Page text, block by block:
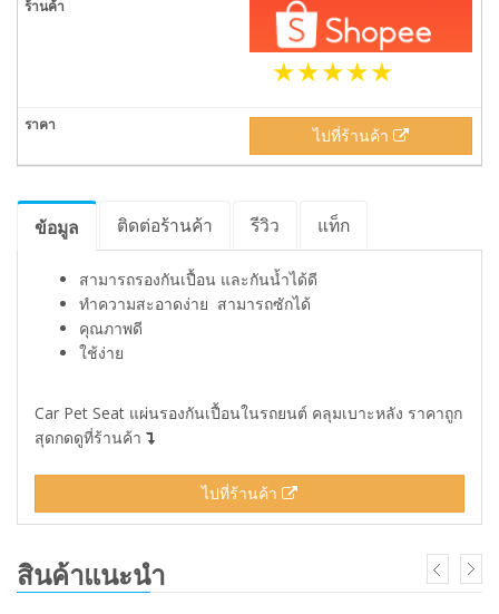
ไปที่ร้านค้า
ข้อมูล ติดต่อร้านค้า รีวิว แท็ก
สามารถรองกันเปื้อน และกันน้ำได้ดี
ทำความสะอาดง่าย สามารถซักได้
คุณภาพดี
ใช้ง่าย
Car Pet Seat แผ่นรองกันเปื้อนในรถยนต์ คลุมเบาะหลัง ราคาถูก
สุดกดดูที่ร้านค้า
ไปที่ร้านค้า
สินค้าแนะนำ